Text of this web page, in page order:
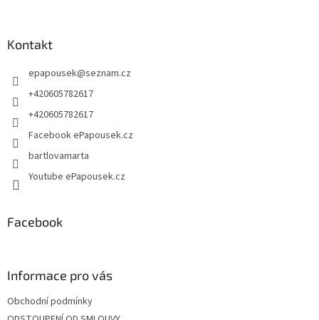
Kontakt
epapousek@seznam.cz
+420605782617
+420605782617
Facebook ePapousek.cz
bartlovamarta
Youtube ePapousek.cz
Facebook
Informace pro vás
Obchodní podmínky